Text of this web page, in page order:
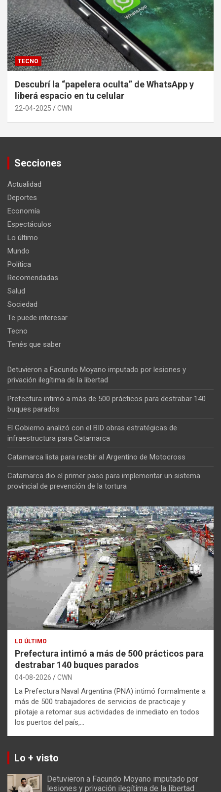
TECNO
Descubrí la “papelera oculta” de WhatsApp y
liberá espacio en tu celular
22-04-2025 CWN
Secciones
Actualidad
Deportes
Economía
Espectáculos
Lo último
Mundo
Política
Recomendadas
Salud
Sociedad
Te puede interesar
Tecno
Tenés que saber
Detuvieron a Facundo Moyano imputado por lesiones y
privación ilegítima de la libertad
Prefectura intimó a más de 500 prácticos para destrabar 140
buques parados
El Gobierno analizó con el BID obras estratégicas de
infraestructura para Catamarca
Catamarca lista para recibir al Argentino de Motocross
Catamarca dio el primer paso para implementar un sistema
provincial de prevención de la tortura
LO ÚLTIMO
Prefectura intimó a más de 500 prácticos para
destrabar 140 buques parados
04-08-2026 CWN
La Prefectura Naval Argentina (PNA) intimó formalmente a
más de 500 trabajadores de servicios de practicaje y
pilotaje a retomar sus actividades de inmediato en todos
los puertos del país,…
Lo + visto
Detuvieron a Facundo Moyano imputado por
lesiones y privación ilegítima de la libertad